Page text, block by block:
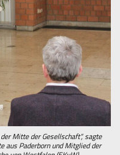
Mitte der Gesellschaft“, sagte
aus Paderborn und Mitglied der